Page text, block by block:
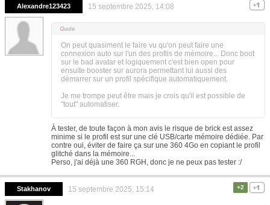
Alexandre123423 15 septembre 2025, 14:08
On peut quasiment le faire vu qu'on peut faire une
connexion auto sur l'un des profils de mémoire... Donc boot
sur le bad avatar et logiquement c'est bien open pour
ensuite booster sur aurora permettant lui aussi des
démarrer sur un profil spécifique automatiquement.
Je me trompe peut être mais je crois qu'il est possible de
"tout" automatiser.
À tester, de toute façon à mon avis le risque de brick est assez
minime si le profil est sur une clé USB/carte mémoire dédiée. Par
contre oui, éviter de faire ça sur une 360 4Go en copiant le profil
glitché dans la mémoire...
Perso, j'ai déjà une 360 RGH, donc je ne peux pas tester :/
Stakhanov 15 septembre 2025, 15:14 +2